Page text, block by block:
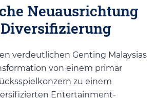
Neuausrichtung
verdeutlichen Genting Malaysias
von einem primär
zu einem
Entertainment-